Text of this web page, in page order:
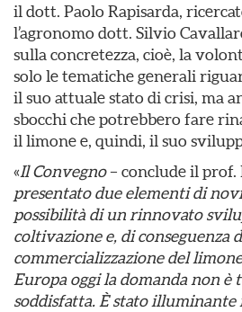
il dott. Paolo Rapisarda,
l’agronomo dott. Silvio
sulla concretezza, cioè, la
solo le tematiche generali
il suo attuale stato di crisi, ma
sbocchi che potrebbero fare
il limone e, quindi, il suo
«Il Convegno– conclude il prof.
presentato due elementi di
possibilità di un rinnovato
coltivazione e, di conseguenza
commercializzazione del
Europa oggi la domanda non è
soddisfatta. È stato illuminante